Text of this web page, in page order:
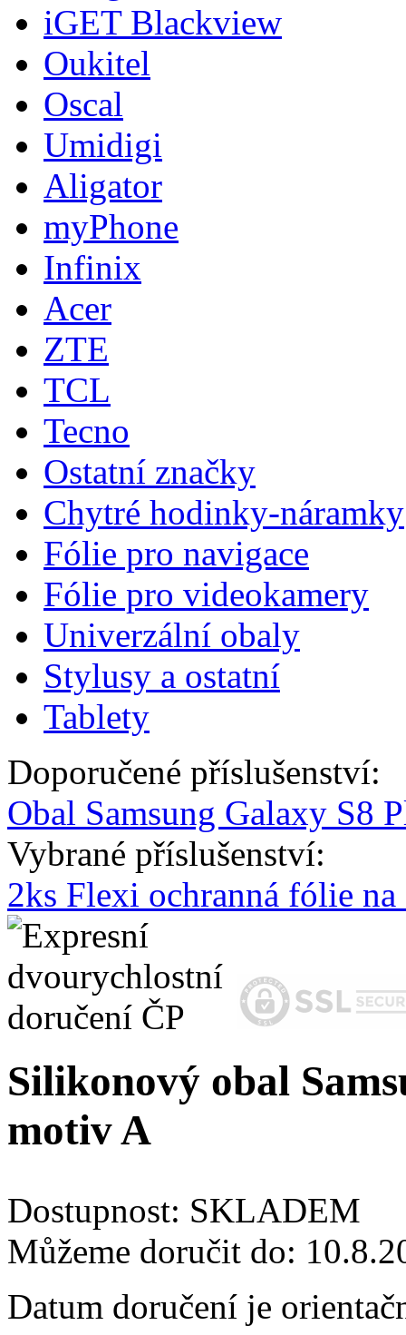
iGET Blackview
Oukitel
Oscal
Umidigi
Aligator
myPhone
Infinix
Acer
ZTE
TCL
Tecno
Ostatní značky
Chytré hodinky-náramky
Fólie pro navigace
Fólie pro videokamery
Univerzální obaly
Stylusy a ostatní
Tablety
Doporučené příslušenství:
Obal Samsung Galaxy S8
Vybrané příslušenství:
2ks Flexi ochranná fólie
Silikonový obal
motiv A
Dostupnost: SKLADEM
Můžeme doručit do:
Datum doručení je